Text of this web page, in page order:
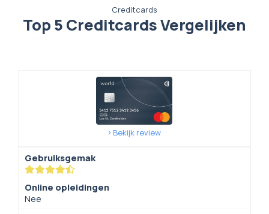
Creditcards
Top 5 Creditcards Vergelijken
Bekijk review
Gebruiksgemak
Online opleidingen
Nee